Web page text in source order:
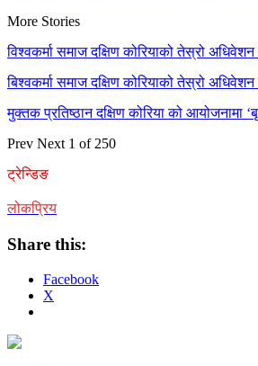
More Stories
विश्वकर्मा समाज दक्षिण कोरियाको तेस्रो
बिश्वकर्मा समाज दक्षिण कोरियाको तेस्रो अधिवेशन
मुक्तक प्रतिष्ठान दक्षिण कोरिया को आयोजनामा
Prev Next 1 of 250
ट्रेन्डिङ
लोकप्रिय
Share this:
Facebook
X